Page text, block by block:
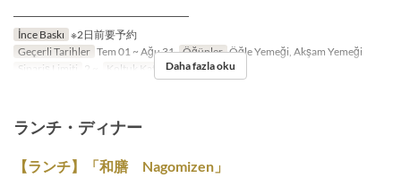
――――――――――――――
İnce Baskı ※2日前要予約
Geçerli Tarihler Tem 01 ~ Ağu 31 Öğünler Öğle Yemeği, Akşam Yemeği
Sipariş Limiti 2 ~ Koltuk Kategorisi 店内
Daha fazla oku
ランチ・ディナー
【ランチ】「和膳 Nagomizen」